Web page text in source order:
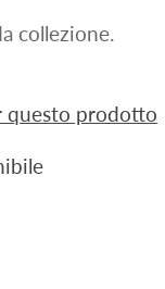
collezione.
questo prodotto